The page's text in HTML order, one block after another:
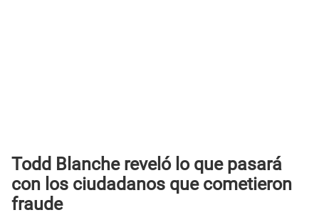
Todd Blanche reveló lo que pasará
con los ciudadanos que cometieron
fraude